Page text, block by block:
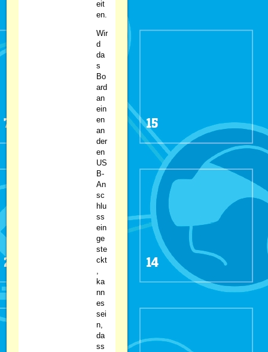
eit
en.
Wir
d
da
s
Bo
ard
an
ein
en
an
der
en
US
B-
An
sc
hlu
ss
ein
ge
ste
ckt
,
ka
nn
es
sei
n,
da
ss